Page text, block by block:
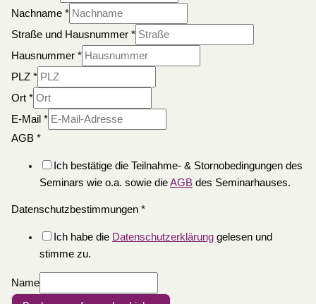
Nachname *
Straße und Hausnummer *
Hausnummer *
PLZ *
Ort *
E-Mail *
AGB *
Ich bestätige die Teilnahme- & Stornobedingungen des
Seminars wie o.a. sowie dieAGBdes Seminarhauses.
Datenschutzbestimmungen *
Ich habe die Datenschutzerklärunggelesen und
stimme zu.
Name